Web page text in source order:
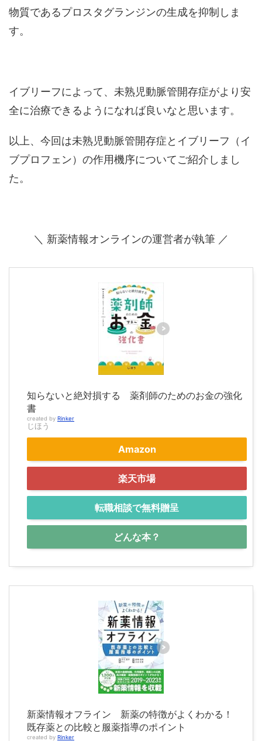
物質であるプロスタグランジンの生成を抑制しま
す。
イブリーフによって、未熟児動脈管開存症がより安
全に治療できるようになれば良いなと思います。
以上、今回は未熟児動脈管開存症とイブリーフ（イ
ブプロフェン）の作用機序についてご紹介しまし
た。
＼ 新薬情報オンラインの運営者が執筆 ／
知らないと絶対損する 薬剤師のためのお金の強化
書
created by Rinker
じほう
Amazon
楽天市場
転職相談で無料贈呈
どんな本？
新薬情報オフライン 新薬の特徴がよくわかる！
既存薬との比較と服薬指導のポイント
created by Rinker